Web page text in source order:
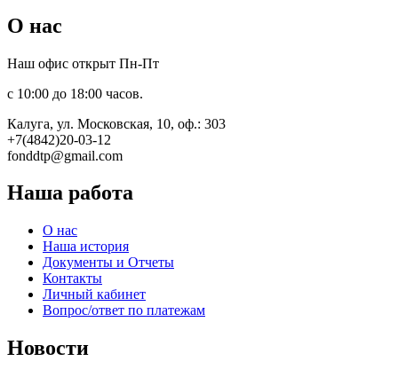
О нас
Наш офис открыт Пн-Пт
с 10:00 до 18:00 часов.
Калуга, ул. Московская, 10, оф.: 303
+7(4842)20-03-12
fonddtp@gmail.com
Наша работа
О нас
Наша история
Документы и Отчеты
Контакты
Личный кабинет
Вопрос/ответ по платежам
Новости